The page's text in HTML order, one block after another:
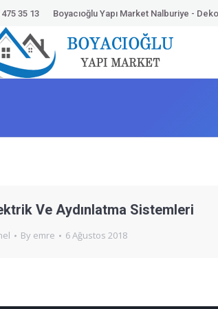
35 13 Boyacıoğlu Yapı Market Nalburiye -
Ve Aydınlatma Sistemleri
By emre 6 Ağustos 2018